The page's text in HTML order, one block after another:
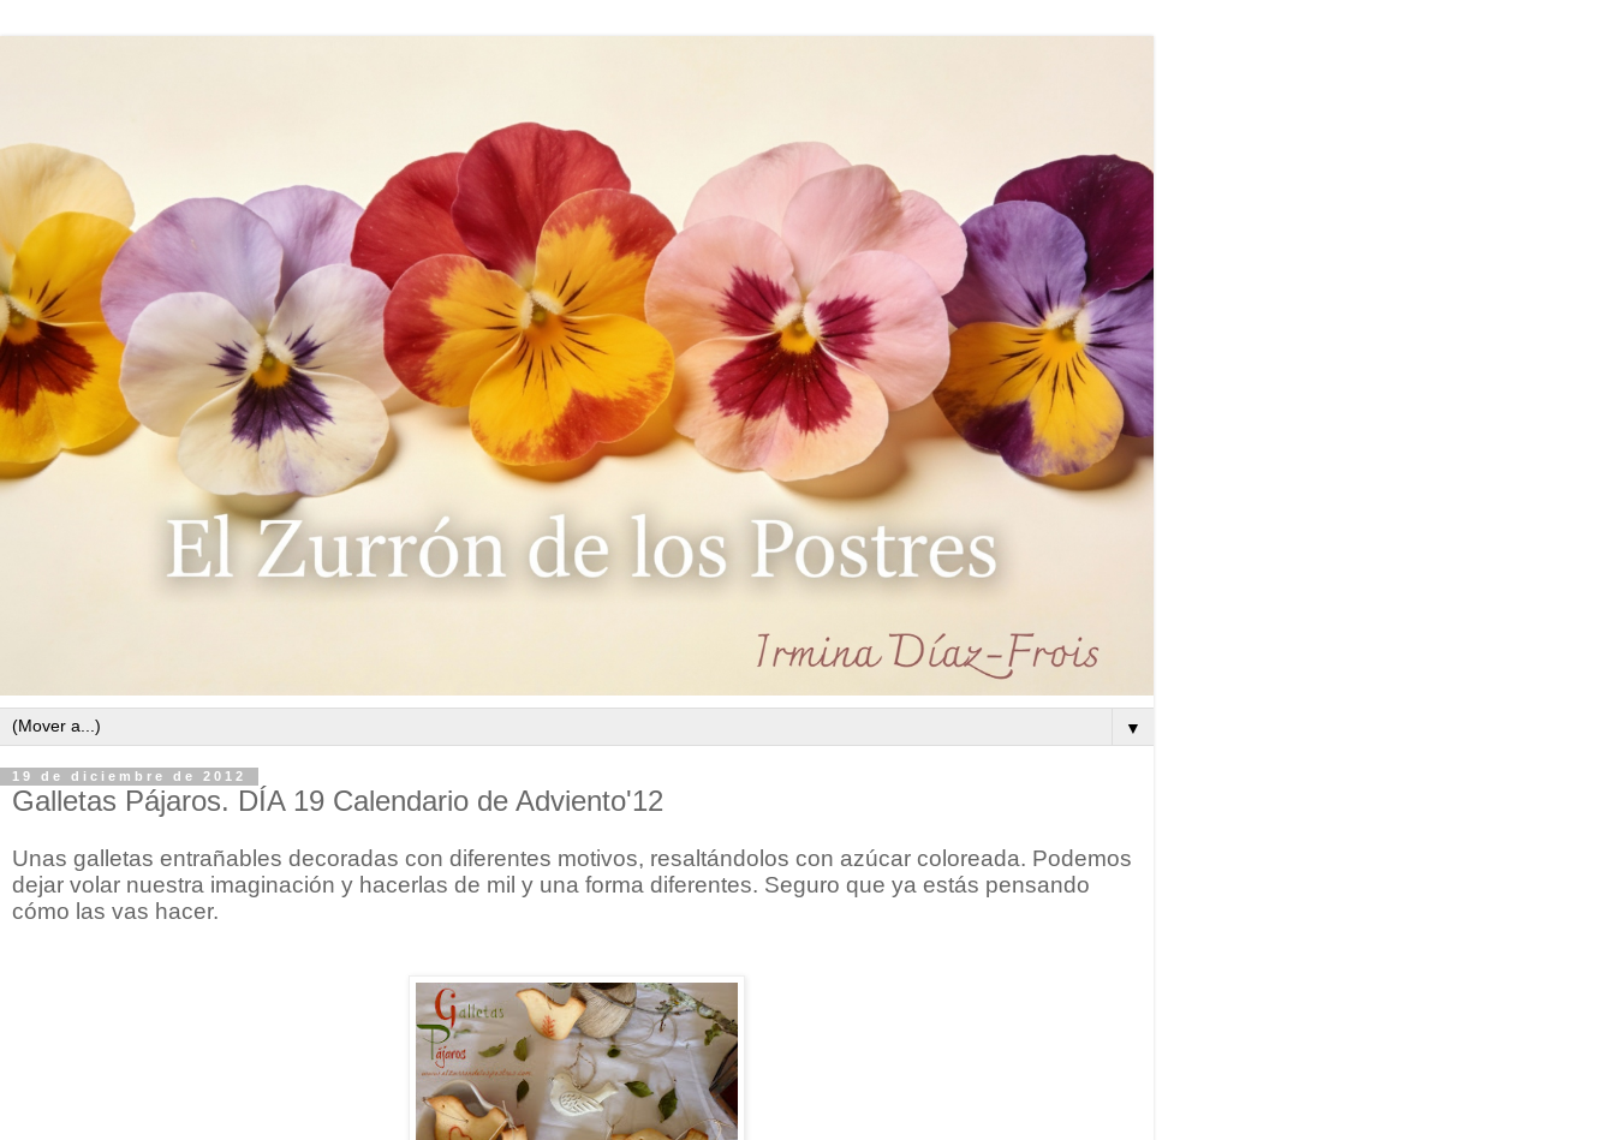
▼
19 de diciembre de 2012
Galletas Pájaros. DÍA 19 Calendario de Adviento'12
Unas galletas entrañables decoradas con diferentes motivos, resaltándolos con azúcar coloreada. Podemos
dejar volar nuestra imaginación y hacerlas de mil y una forma diferentes. Seguro que ya estás pensando
cómo las vas hacer.